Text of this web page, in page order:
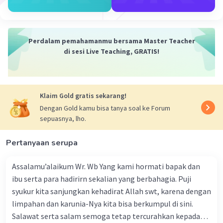
membantu Anda memahami konsep kalimat efektif. 🙂
Iklan
Jawaban terverifikasi
Kalimat itu cukup efektif dalam memberikan instruksi
sederhana untuk menutup kloset setelah menggunakan
air. Namun, ada beberapa cara untuk membuatnya
terdengar lebih sopan atau lebih umum digunakan,
tergantung pada konteksnya:
1. **"Tolong tutup kloset setelah digunakan."** (Lebih
umum digunakan dan terdengar lebih sopan)
2. **"Harap siram kloset setelah digunakan."**
(Menyertakan instruksi untuk menyiram kloset)
Perdalam pemahamanmu bersama Master Teacher
di sesi Live Teaching, GRATIS!
Klaim Gold gratis sekarang!
Dengan Gold kamu bisa tanya soal ke Forum
sepuasnya, lho.
Pertanyaan serupa
Assalamu’alaikum Wr. Wb Yang kami hormati bapak dan
ibu serta para hadirirn sekalian yang berbahagia. Puji
syukur kita sanjungkan kehadirat Allah swt, karena dengan
limpahan dan karunia-Nya kita bisa berkumpul di sini.
Salawat serta salam semoga tetap tercurahkan kepada